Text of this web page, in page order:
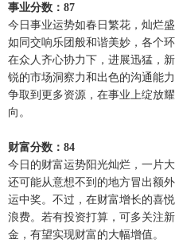
事业分数：87
今日事业运势如春日繁花，灿烂
如同交响乐团般和谐美妙，各个
在众人齐心协力下，进展迅猛，
锐的市场洞察力和出色的沟通能
争取到更多资源，在事业上绽放
向。
财富分数：84
今日的财富运势阳光灿烂，一片
还可能从意想不到的地方冒出额
运中奖。不过，在财富增长的喜
浪费。若有投资打算，可多关注
金，有望实现财富的大幅增值。